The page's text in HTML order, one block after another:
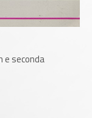
e seconda